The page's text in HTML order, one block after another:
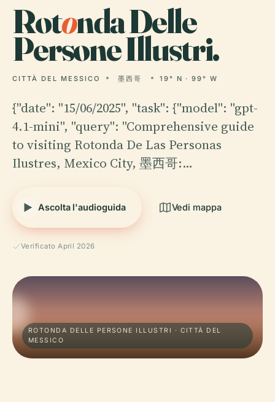
Rotonda Delle
Persone Illustri.
CITTÀ DEL MESSICO 墨西哥 19° N · 99° W
{"date": "15/06/2025", "task": {"model": "gpt-
4.1-mini", "query": "Comprehensive guide
to visiting Rotonda De Las Personas
Ilustres, Mexico City, 墨西哥:…
Ascolta l'audioguida Vedi mappa
Verificato April 2026
ROTONDA DELLE PERSONE ILLUSTRI · CITTÀ DEL
MESSICO